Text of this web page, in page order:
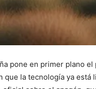
pone en primer plano
la tecnología ya